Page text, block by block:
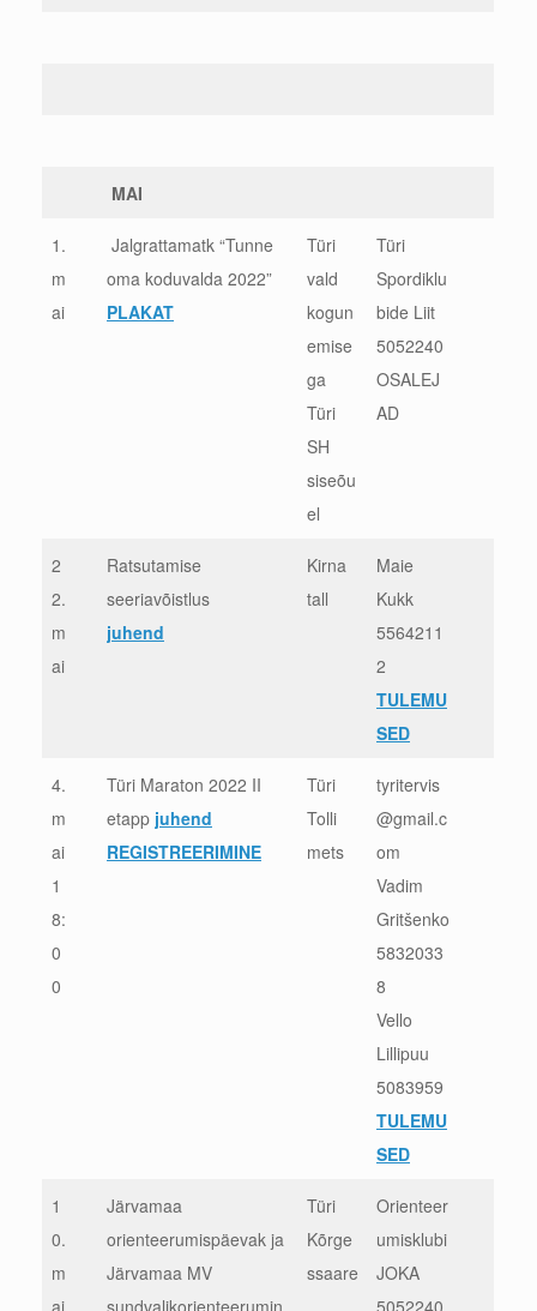
MAI
1.
m
ai
Jalgrattamatk “Tunne
oma koduvalda 2022”
PLAKAT
Türi
vald
kogun
emise
ga
Türi
SH
siseõu
el
Türi
Spordiklu
bide Liit
5052240
OSALEJ
AD
2
2.
m
ai
Ratsutamise
seeriavõistlus
juhend
Kirna
tall
Maie
Kukk
5564211
2
TULEMU
SED
4.
m
ai
1
8:
0
0
Türi Maraton 2022 II
etapp juhend
REGISTREERIMINE
Türi
Tolli
mets
tyritervis
@gmail.c
om
Vadim
Gritšenko
5832033
8
Vello
Lillipuu
5083959
TULEMU
SED
1
0.
m
ai
Järvamaa
orienteerumispäevak ja
Järvamaa MV
sundvalikorienteerumin
Türi
Kõrge
ssaare
Orienteer
umisklubi
JOKA
5052240